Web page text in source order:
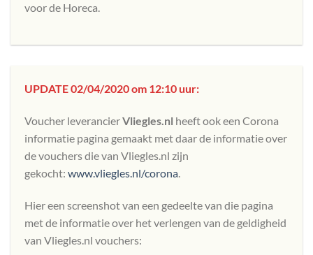
voor de Horeca.
UPDATE 02/04/2020 om 12:10 uur:
Voucher leverancierVliegles.nl heeft ook een Corona
informatie pagina gemaakt met daar de informatie over
de vouchers die van Vliegles.nl zijn
gekocht: www.vliegles.nl/corona.
Hier een screenshot van een gedeelte van die pagina
met de informatie over het verlengen van de geldigheid
van Vliegles.nl vouchers: